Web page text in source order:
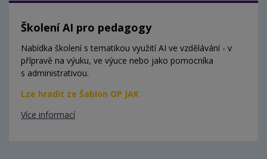
Školení AI pro pedagogy
Nabídka školení s tematikou využití AI ve vzdělávání - v
přípravě na výuku, ve výuce nebo jako pomocníka
s administrativou.
Lze hradit ze Šablon OP JAK
Více informací